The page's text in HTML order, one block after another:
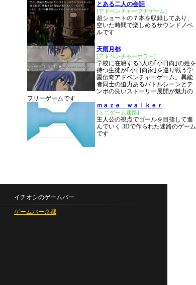
とある二人の会話
[アドベンチャープチゲーム]
超ショートの７本を収録してあり、
空いた時間で楽しめるサウンドノベ
ルです
天雨月都
[アドベンチャーホラー]
学校に在籍する3人の｢小日向｣の姓を
持つ生徒が｢小日向家｣を巡り戦う学
園伝奇アドベンチャーゲーム。異能
者同士の迫力あるバトルシーンとテ
ンポの良いストーリー展開が魅力の
フリーゲームです
ｍａｚｅ ｗａｌｋｅｒ
[ミニゲーム迷路]
主人公の視点でゴールを目指して進
んでいく 3Dで作られた迷路のゲーム
です
イチオシのゲームバー
ゲームバー京都